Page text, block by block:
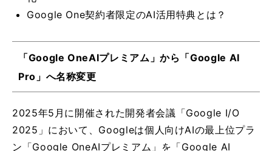
Google One契約者限定のAI活用特典とは？
「Google OneAIプレミアム」から「Google AI
Pro」へ名称変更
2025年5月に開催された開発者会議「Google I/O
2025」において、Googleは個人向けAIの最上位プラ
ン「Google OneAIプレミアム」を「Google AI